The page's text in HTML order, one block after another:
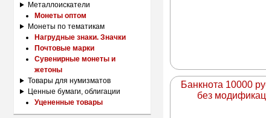
Металлоискатели
Монеты оптом
Монеты по тематикам
Нагрудные знаки. Значки
Почтовые марки
Сувенирные монеты и
жетоны
Товары для нумизматов
Ценные бумаги, облигации
Уцененные товары
Банкнота 10000
без